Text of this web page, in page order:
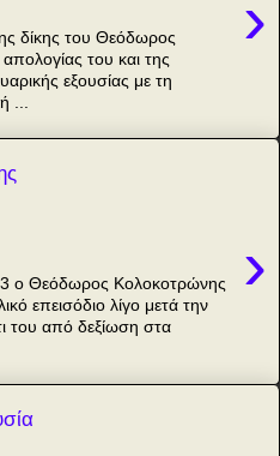
›
δίκης του Θεόδωρος
του και της
εξουσίας με τη
...
›
ο Θεόδωρος Κολοκοτρώνης
επεισόδιο λίγο μετά την
του από δεξίωση στα